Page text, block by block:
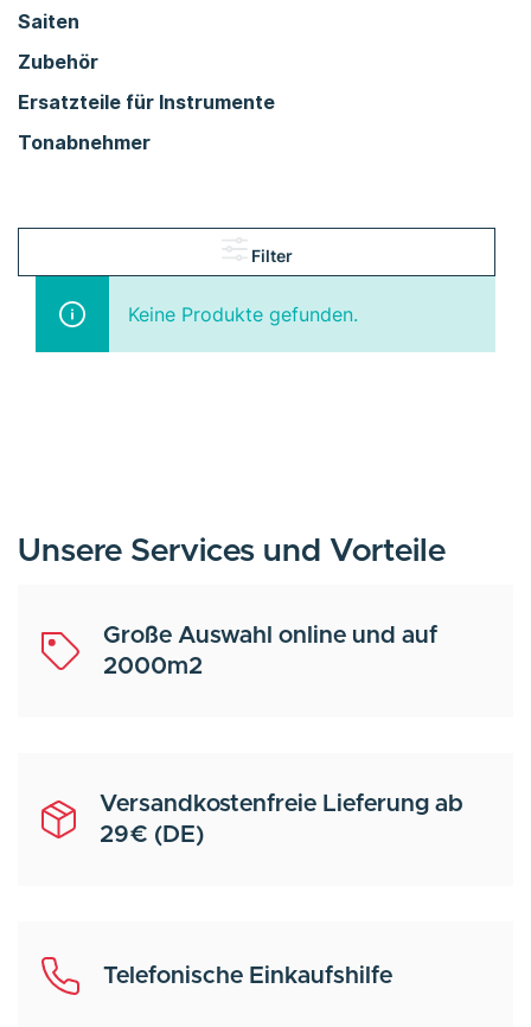
Saiten
Zubehör
Ersatzteile für Instrumente
Tonabnehmer
Filter
Keine Produkte gefunden.
Unsere Services und Vorteile
Große Auswahl online und auf
2000m2
Versandkostenfreie Lieferung ab
29€ (DE)
Telefonische Einkaufshilfe